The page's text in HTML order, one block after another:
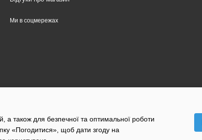
Ми в соцмережах
а також для безпечної та оптимальної роботи
«Погодитися», щоб дати згоду на